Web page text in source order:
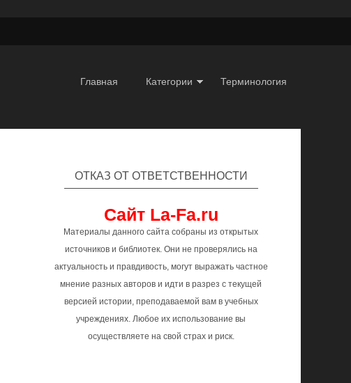
Главная Категории Терминология
ОТКАЗ ОТ ОТВЕТСТВЕННОСТИ
Сайт La-Fa.ru
Материалы данного сайта собраны из открытых
источников и библиотек. Они не проверялись на
актуальность и правдивость, могут выражать частное
мнение разных авторов и идти в разрез с текущей
версией истории, преподаваемой вам в учебных
учреждениях. Любое их использование вы
осуществляете на свой страх и риск.